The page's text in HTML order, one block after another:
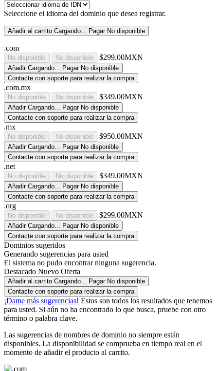
Seleccione el idioma del dominio que desea registrar.
Añadir al carrito Cargando... Pagar No disponible
.com
No disponible No disponible $299.00MXN
Añadir Cargando... Pagar No disponible
Contacte con soporte para realizar la compra
.com.mx
No disponible No disponible $349.00MXN
Añadir Cargando... Pagar No disponible
Contacte con soporte para realizar la compra
.mx
No disponible No disponible $950.00MXN
Añadir Cargando... Pagar No disponible
Contacte con soporte para realizar la compra
.net
No disponible No disponible $349.00MXN
Añadir Cargando... Pagar No disponible
Contacte con soporte para realizar la compra
.org
No disponible No disponible $299.00MXN
Añadir Cargando... Pagar No disponible
Contacte con soporte para realizar la compra
Dominios sugeridos
Generando sugerencias para usted
El sistema no pudo encontrar ninguna sugerencia.
Destacado Nuevo Oferta
Añadir al carrito Cargando... Pagar No disponible
Contacte con soporte para realizar la compra
¡Dame más sugerencias! Estos son todos los resultados que tenemos
para usted. Si aún no ha encontrado lo que busca, pruebe con otro
término o palabra clave.
Las sugerencias de nombres de dominio no siempre están
disponibles. La disponibilidad se comprueba en tiempo real en el
momento de añadir el producto al carrito.